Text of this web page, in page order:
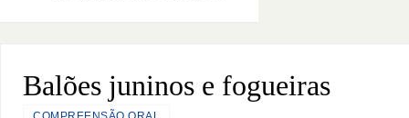
Balões juninos e fogueiras